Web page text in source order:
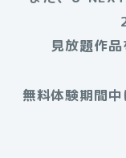
見放題作
無料体験期間